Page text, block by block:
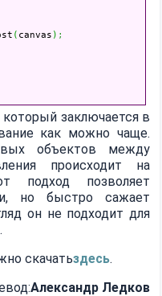
( canvas ) ;
заключается в
как можно чаще.
объектов между
происходит на
подход позволяет
но быстро сажает
он не подходит для
скачатьздесь.
Александр Ледков